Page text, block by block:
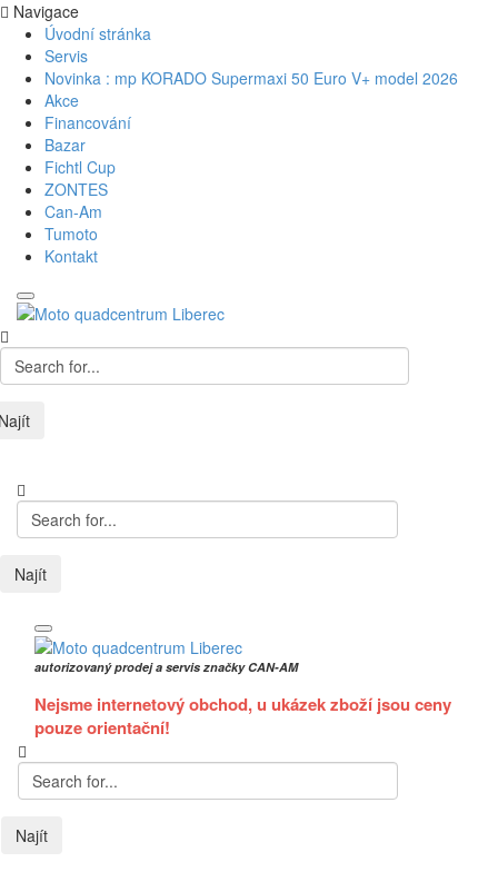
Navigace
Úvodní stránka
Servis
Novinka : mp KORADO Supermaxi 50 Euro V+ model 2026
Akce
Financování
Bazar
Fichtl Cup
ZONTES
Can-Am
Tumoto
Kontakt
Najít
autorizovaný prodej a servis značky CAN-AM
Nejsme internetový obchod, u ukázek zboží jsou ceny
pouze orientační!
Najít